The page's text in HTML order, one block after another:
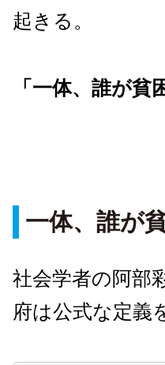
起きる。
「一体、誰が貧
一体、誰が
社会学者の阿部
府は公式な定義